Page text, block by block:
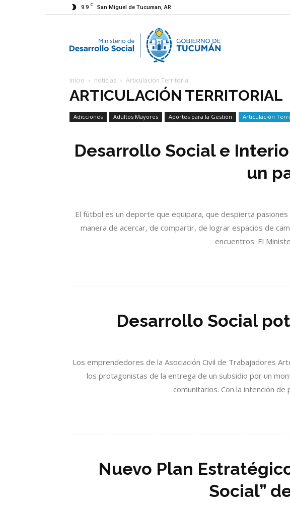
9.9 C San Miguel de Tucuman, AR
Ministerio
Desarrollo
Inicio noticias Articulación Territorial
ARTICULACIÓN TERRITORIAL
Adicciones Adultos Mayores Aportes para la Gestión Articulación
Desarrollo Social e
un
El fútbol es un deporte que equipara, que despierta
manera de acercar, de compartir, de lograr espacios de
encuentros. El
Desarrollo Social
Los emprendedores de la Asociación Civil de Trabajadores
los protagonistas de la entrega de un subsidio por un
comunitarios. Con la intención
Nuevo Plan
Social”